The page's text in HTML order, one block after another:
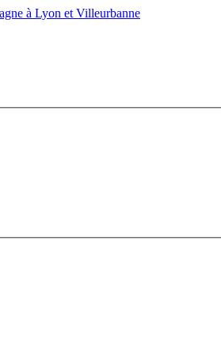
à Lyon et Villeurbanne